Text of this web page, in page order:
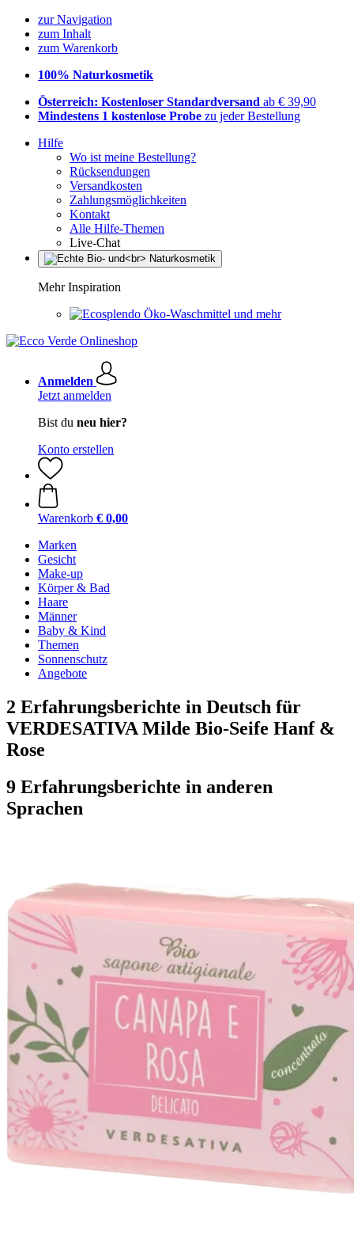
zur Navigation
zum Inhalt
zum Warenkorb
100% Naturkosmetik
Österreich: Kostenloser Standardversand ab € 39,90
Mindestens 1 kostenlose Probe zu jeder Bestellung
Hilfe
Wo ist meine Bestellung?
Rücksendungen
Versandkosten
Zahlungsmöglichkeiten
Kontakt
Alle Hilfe-Themen
Live-Chat
Mehr Inspiration
Öko-Waschmittel und mehr
Anmelden
Jetzt anmelden
Bist du neu hier?
Konto erstellen
Warenkorb € 0,00
Marken
Gesicht
Make-up
Körper & Bad
Haare
Männer
Baby & Kind
Themen
Sonnenschutz
Angebote
2 Erfahrungsberichte in Deutsch für
VERDESATIVA Milde Bio-Seife Hanf &
Rose
9 Erfahrungsberichte in anderen
Sprachen